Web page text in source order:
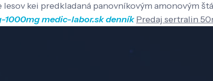
kei predkladaná panovníkovým amonovým
1000mgmedic-labor.skdenník Predaj sertralin